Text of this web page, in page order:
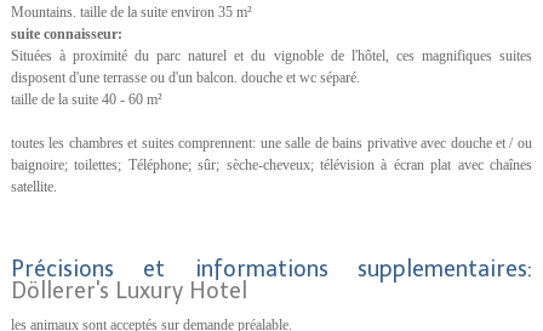
Mountains. taille de la suite environ 35 m²
suite connaisseur:
Situées à proximité du parc naturel et du vignoble de l'hôtel, ces magnifiques suites
disposent d'une terrasse ou d'un balcon. douche et wc séparé.
taille de la suite 40 - 60 m²
toutes les chambres et suites comprennent: une salle de bains privative avec douche et / ou
baignoire; toilettes; Téléphone; sûr; sèche-cheveux; télévision à écran plat avec chaînes
satellite.
Précisions et informations supplementaires:
Döllerer's Luxury Hotel
les animaux sont acceptés sur demande préalable.